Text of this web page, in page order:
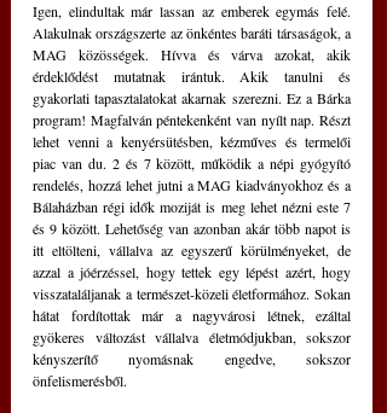
Igen, elindultak már lassan az emberek egymás felé.
Alakulnak országszerte az önkéntes baráti társaságok, a
MAG közösségek. Hívva és várva azokat, akik
érdeklődést mutatnak irántuk. Akik tanulni és
gyakorlati tapasztalatokat akarnak szerezni. Ez a Bárka
program! Magfalván péntekenként van nyílt nap. Részt
lehet venni a kenyérsütésben, kézműves és termelői
piac van du. 2 és 7 között, működik a népi gyógyító
rendelés, hozzá lehet jutni a MAG kiadványokhoz és a
Bálaházban régi idők moziját is meg lehet nézni este 7
és 9 között. Lehetőség van azonban akár több napot is
itt eltölteni, vállalva az egyszerű körülményeket, de
azzal a jóérzéssel, hogy tettek egy lépést azért, hogy
visszataláljanak a természet-közeli életformához. Sokan
hátat fordítottak már a nagyvárosi létnek, ezáltal
gyökeres változást vállalva életmódjukban, sokszor
kényszerítő nyomásnak engedve, sokszor
önfelismerésből.